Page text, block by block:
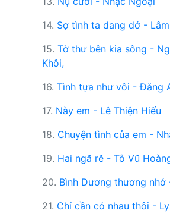
14. Sợ tình ta dang dở -
15. Tờ thư bên kia sông -
Khôi,
16. Tình tựa như vôi - Đăng
17. Này em - Lê Thiện Hiếu
18. Chuyện tình của em -
19. Hai ngã rẽ - Tô Vũ
20. Bình Dương thương nhớ
21. Chỉ cần có nhau thôi -